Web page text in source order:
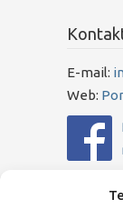
E-mail:
Web: